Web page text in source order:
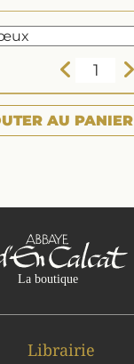
AU PANIER
Librairie